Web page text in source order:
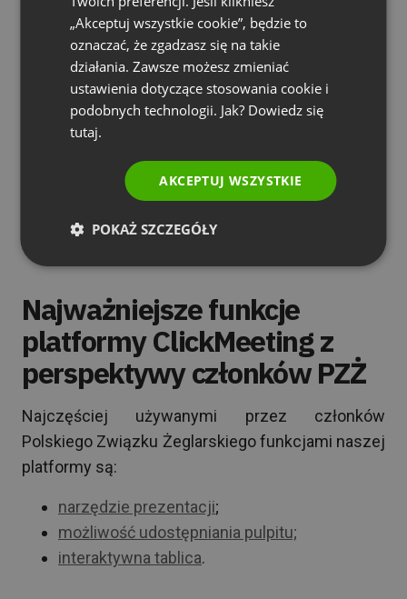
negatywnego wpływu na ich jakość. Dostęp do
platformy pozwolił nam na uzyskanie
nowoczesnego narzędzia, pozwalającego na
maksymalne skracanie dystansu. Co więcej, ku
naszemu zaskoczeniu, odbiorcy treści zaczęli
dyskusji, dzięki czemu możemy lepiej zrozumieć
ich potrzeby i tej podstawie planować dalsze
działania.
Najważniejsze funkcje
platformy ClickMeeting z
perspektywy członków PZŻ
Najczęściej używanymi przez członków
Polskiego Związku Żeglarskiego funkcjami naszej
platformy są:
narzędzie prezentacji;
możliwość udostępniania pulpitu;
interaktywna tablica.
SPANISH
ITALIAN
„Akceptuj wszystkie cookie”, będzie to
oznaczać, że zgadzasz się na takie
działania. Zawsze możesz zmieniać
ustawienia dotyczące stosowania cookie i
podobnych technologii. Jak? Dowiedz się
tutaj.
AKCEPTUJ WSZYSTKIE
POKAŻ SZCZEGÓŁY